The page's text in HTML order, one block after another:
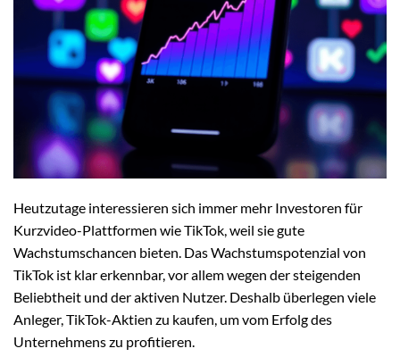
Heutzutage interessieren sich immer mehr Investoren für
Kurzvideo-Plattformen wie TikTok, weil sie gute
Wachstumschancen bieten. Das Wachstumspotenzial von
TikTok ist klar erkennbar, vor allem wegen der steigenden
Beliebtheit und der aktiven Nutzer. Deshalb überlegen viele
Anleger, TikTok-Aktien zu kaufen, um vom Erfolg des
Unternehmens zu profitieren.